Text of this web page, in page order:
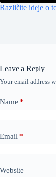
Različite ideje o
Leave a Reply
Your email address
Name *
Email *
Website